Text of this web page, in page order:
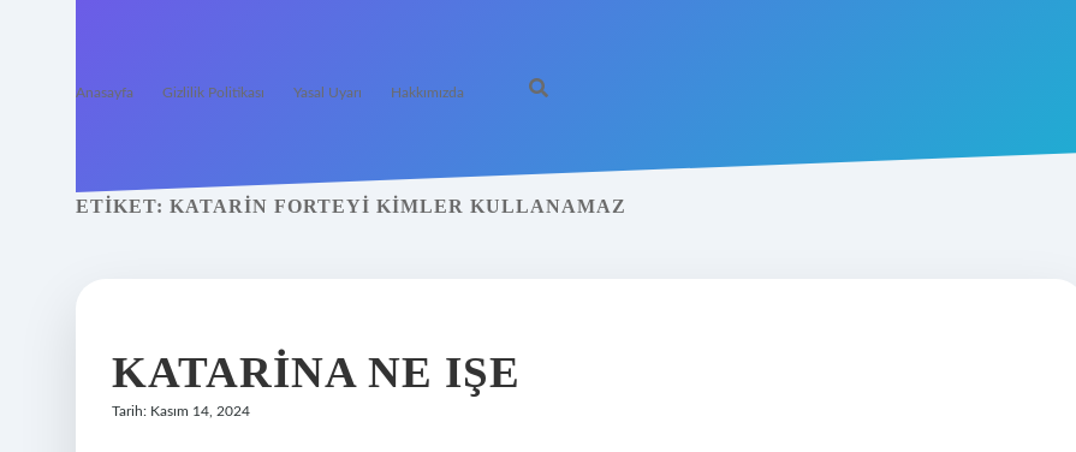
Anasayfa Gizlilik Politikası Yasal Uyarı Hakkımızda
ETIKET: KATARIN FORTEYI KIMLER KULLANAMAZ
KATARINA NE IŞE
Tarih: Kasım 14, 2024